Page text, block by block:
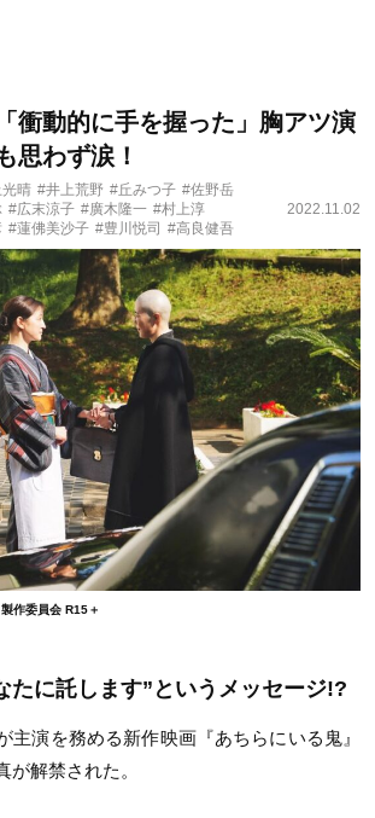
衝動的に手を握った」胸アツ演
思わず涙！
晴 #井上荒野 #丘みつ子 #佐野岳
#広末涼子 #廣木隆一 #村上淳
#蓮佛美沙子 #豊川悦司 #高良健吾
2022.11.02
製作委員会 R15＋
たに託します”というメッセージ!?
主演を務める新作映画『あちらにいる鬼』
が解禁された。